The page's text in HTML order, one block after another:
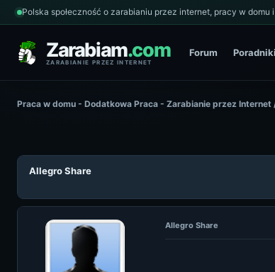
Polska społeczność o zarabianiu przez internet, pracy w
Zarabiam.com
ZARABIANIE PRZEZ INTERNET
Forum Poradniki
Praca w domu - Dodatkowa Praca - Zarabianie przez Internet
Allegro Share
Allegro Share